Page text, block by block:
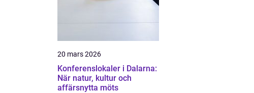
20 mars 2026
Konferenslokaler i Dalarna:
När natur, kultur och
affärsnytta möts